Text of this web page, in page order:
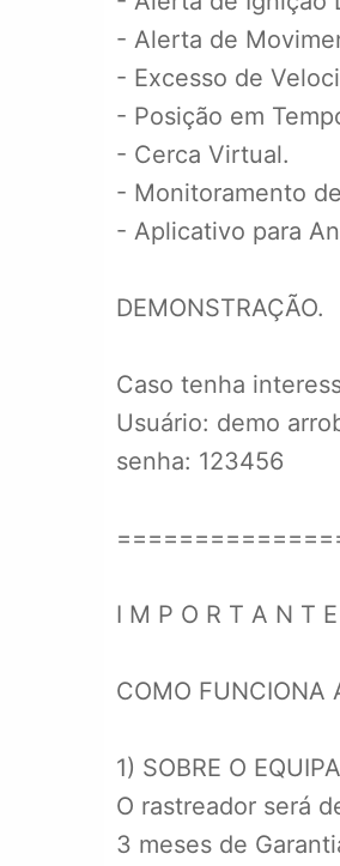
- Alerta de
- Excesso de
- Posição em
- Cerca Virtual.
- Monitoramento
- Aplicativo para
DEMONSTRAÇÃO.
Caso tenha
Usuário: demo
senha: 123456
I M P O R T A N T
COMO FUNCIONA
1) SOBRE O
O rastreador será
3 meses de